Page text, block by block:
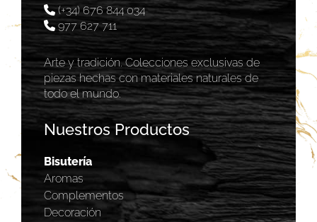
(+34) 676 844 034
977 627 711
Arte y tradición. Colecciones exclusivas de
piezas hechas con materiales naturales de
todo el mundo.
Nuestros Productos
Bisutería
Aromas
Complementos
Decoración